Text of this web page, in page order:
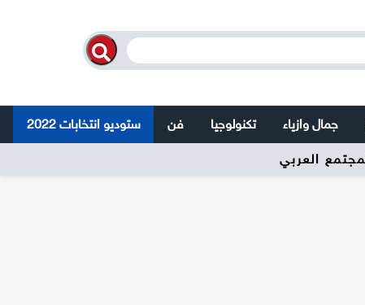
جمال وازياء تكنولوجيا فن ستوديو انتخابات 2022